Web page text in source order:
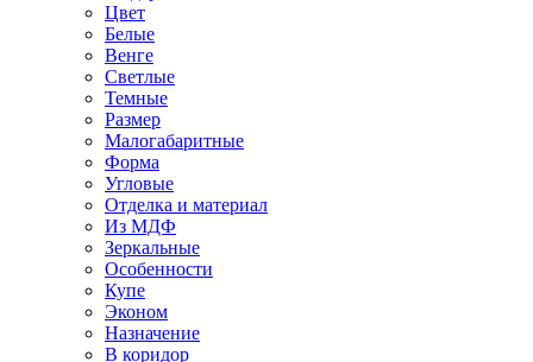
Цвет
Белые
Венге
Светлые
Темные
Размер
Малогабаритные
Форма
Угловые
Отделка и материал
Из МДФ
Зеркальные
Особенности
Купе
Эконом
Назначение
В коридор